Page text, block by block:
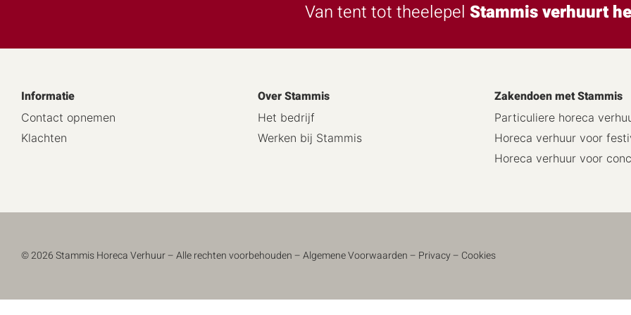
Van tent tot theelepel Stammis verhuurt
Informatie
Contact opnemen
Klachten
Over Stammis
Het bedrijf
Werken bij Stammis
Zakendoen met Stammis
Particuliere horeca
Horeca verhuur voor
Horeca verhuur voor
© 2026 Stammis Horeca Verhuur – Alle rechten voorbehouden –Algemene Voorwaarden– Privacy– Cookies